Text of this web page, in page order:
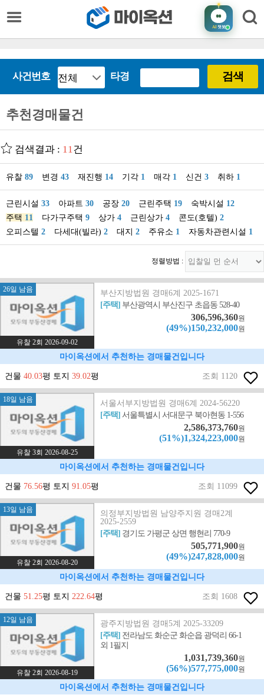
AI챗봇
사건번호 타경 검색
추천경매물건
검색결과 : 11건
유찰 89 변경 43 재진행 14 기각 1 매각 1 신건 3 취하 1
근린시설 33 아파트 30 공장 20 근린주택 19 숙박시설 12
주택 11 다가구주택 9 상가 4 근린상가 4 콘도(호텔) 2
오피스텔 2 다세대(빌라) 2 대지 2 주유소 1 자동차관련시설 1
정렬방법 :
26일 남음
유찰 2회 2026-09-02
부산지방법원 경매6계 2025-1671
[주택] 부산광역시 부산진구 초읍동 528-40
306,596,360원
(49%)150,232,000원
마이옥션에서 추천하는 경매물건입니다
건물 40.03평 토지 39.02평 조회 1120
18일 남음
유찰 3회 2026-08-25
서울서부지방법원 경매6계 2024-56220
[주택]서울특별시 서대문구 북아현동 1-556
2,586,373,760원
(51%)1,324,223,000원
마이옥션에서 추천하는 경매물건입니다
건물 76.56평 토지 91.05평 조회 11099
13일 남음
유찰 2회 2026-08-20
의정부지방법원 남양주지원 경매2계
2025-2559
[주택] 경기도 가평군 상면 행현리 770-9
505,771,900원
(49%)247,828,000원
마이옥션에서 추천하는 경매물건입니다
건물 51.25평 토지 222.64평 조회 1608
12일 남음
유찰 2회 2026-08-19
광주지방법원 경매5계 2025-33209
[주택] 전라남도 화순군 화순읍 광덕리 66-1
외 1필지
1,031,739,360원
(56%)577,775,000원
마이옥션에서 추천하는 경매물건입니다